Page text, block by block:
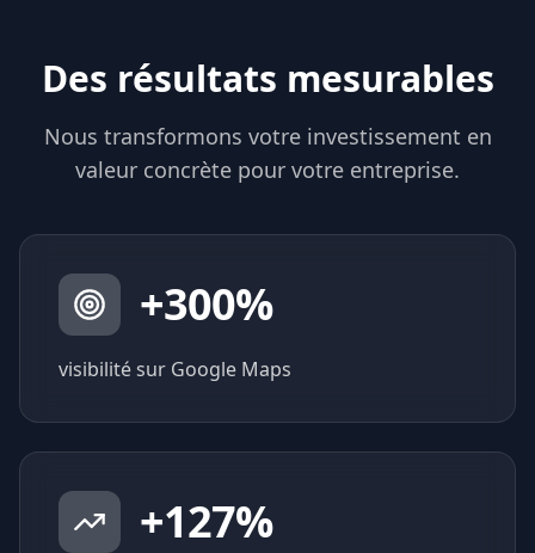
Des résultats mesurables
Nous transformons votre investissement en
valeur concrète pour votre entreprise.
+300%
visibilité sur Google Maps
+127%